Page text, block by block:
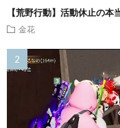
【荒野行動】活動休止の本
金花